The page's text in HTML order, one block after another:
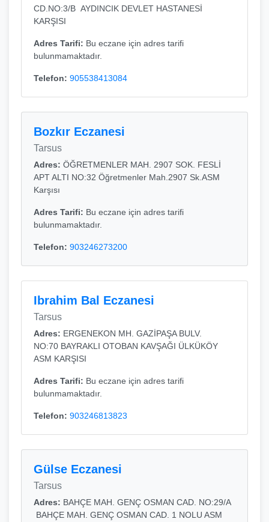
CD.NO:3/B AYDINCIK DEVLET HASTANESİ
KARŞISI
Adres Tarifi: Bu eczane için adres tarifi
bulunmamaktadır.
Telefon: 905538413084
Bozkır Eczanesi
Tarsus
Adres: ÖĞRETMENLER MAH. 2907 SOK. FESLİ
APT ALTI NO:32 Öğretmenler Mah.2907 Sk.ASM
Karşısı
Adres Tarifi: Bu eczane için adres tarifi
bulunmamaktadır.
Telefon: 903246273200
Ibrahim Bal Eczanesi
Tarsus
Adres: ERGENEKON MH. GAZİPAŞA BULV.
NO:70 BAYRAKLI OTOBAN KAVŞAĞI ÜLKÜKÖY
ASM KARŞISI
Adres Tarifi: Bu eczane için adres tarifi
bulunmamaktadır.
Telefon: 903246813823
Gülse Eczanesi
Tarsus
Adres: BAHÇE MAH. GENÇ OSMAN CAD. NO:29/A
BAHÇE MAH. GENÇ OSMAN CAD. 1 NOLU ASM